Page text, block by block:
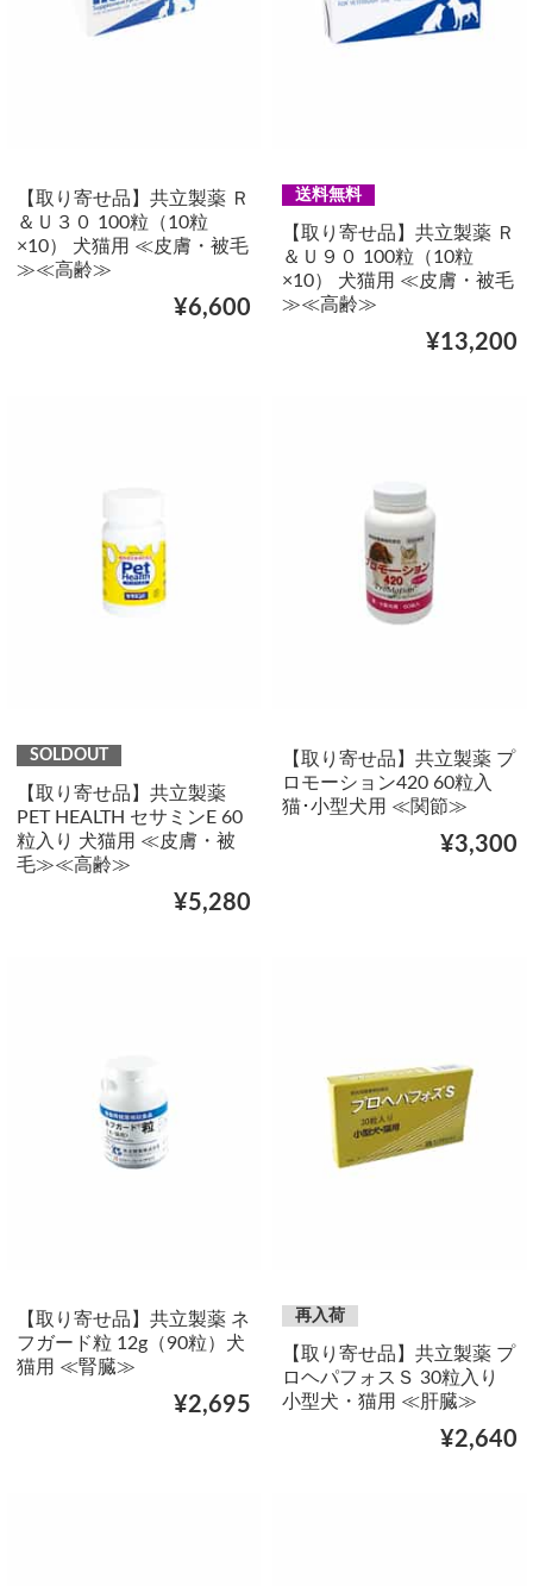
【取り寄せ品】共立製薬 Ｒ
＆Ｕ３０ 100粒（10粒
×10） 犬猫用 ≪皮膚・被毛
≫≪高齢≫
¥6,600
送料無料
【取り寄せ品】共立製薬 Ｒ
＆Ｕ９０ 100粒（10粒
×10） 犬猫用 ≪皮膚・被毛
≫≪高齢≫
¥13,200
SOLDOUT
【取り寄せ品】共立製薬
PET HEALTH セサミンE 60
粒入り 犬猫用 ≪皮膚・被
毛≫≪高齢≫
¥5,280
【取り寄せ品】共立製薬 プ
ロモーション420 60粒入
猫･小型犬用 ≪関節≫
¥3,300
【取り寄せ品】共立製薬 ネ
フガード粒 12g（90粒）犬
猫用 ≪腎臓≫
¥2,695
再入荷
【取り寄せ品】共立製薬 プ
ロヘパフォスＳ 30粒入り
小型犬・猫用 ≪肝臓≫
¥2,640